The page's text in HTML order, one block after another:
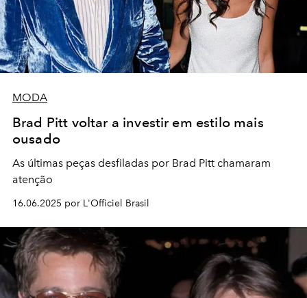
MODA
Brad Pitt voltar a investir em estilo mais
ousado
As últimas peças desfiladas por Brad Pitt chamaram
atenção
16.06.2025 por L'Officiel Brasil